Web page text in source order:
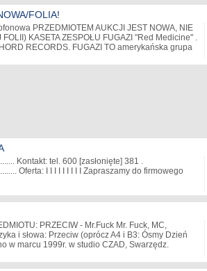
FOLIA!
PRZEDMIOTEM AUKCJI JEST NOWA, NIE
KASETA ZESPOŁU FUGAZI "Red Medicine" .
RECORDS. FUGAZI TO amerykańska grupa
Kontakt: tel. 600 [zasłonięte] 381 .
Oferta: I I I I I I I I I Zapraszamy do firmowego
PRZECIW - Mr.Fuck Mr. Fuck, MC,
i słowa: Przeciw (oprócz A4 i B3: Ósmy Dzień
w marcu 1999r. w studio CZAD, Swarzędz.